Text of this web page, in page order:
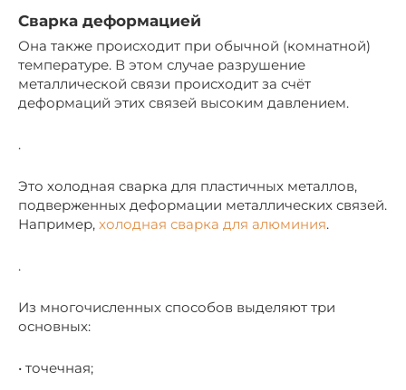
Сварка деформацией
Она также происходит при обычной (комнатной)
температуре. В этом случае разрушение
металлической связи происходит за счёт
деформаций этих связей высоким давлением.
.
Это холодная сварка для пластичных металлов,
подверженных деформации металлических связей.
Например, холодная сварка для алюминия.
.
Из многочисленных способов выделяют три
основных:
• точечная;